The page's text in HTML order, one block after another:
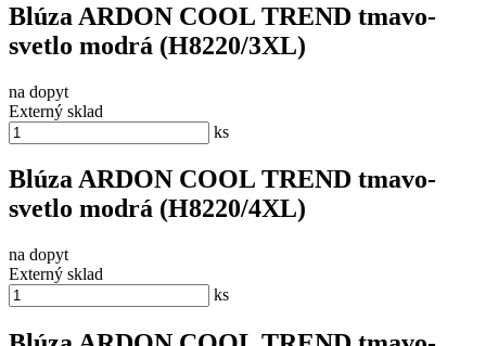
Blúza ARDON COOL TREND tmavo-
svetlo modrá (H8220/3XL)
na dopyt
Externý sklad
ks
Blúza ARDON COOL TREND tmavo-
svetlo modrá (H8220/4XL)
na dopyt
Externý sklad
ks